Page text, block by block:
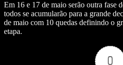
Em 16 e 17 de maio serão outra fase
todos se acumularão para a grande
de maio com 10 quedas definindo o
etapa.
0